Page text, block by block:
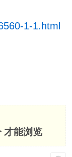
1-1.html
才能浏览